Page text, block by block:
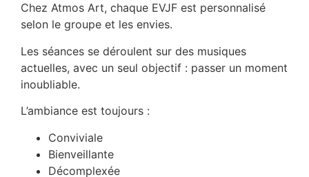
Chez Atmos Art, chaque EVJF est personnalisé
selon le groupe et les envies.
Les séances se déroulent sur des musiques
actuelles, avec un seul objectif : passer un moment
inoubliable.
L’ambiance est toujours :
Conviviale
Bienveillante
Décomplexée